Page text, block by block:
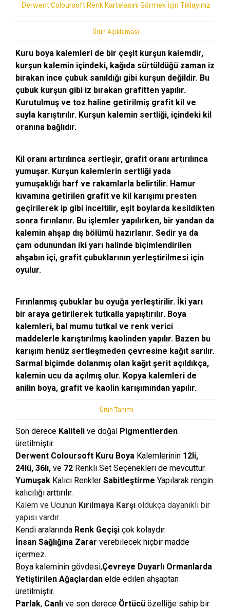
Derwent Coloursoft Renk Kartelasını Görmek İçin Tıklayınız
Ürün Açıklaması
Kuru boya kalemleri de bir çeşit kurşun kalemdir,
kurşun kalemin içindeki, kağıda sürtüldüğü zaman iz
bırakan ince çubuk sanıldığı gibi kurşun değildir. Bu
çubuk kurşun gibi iz bırakan grafitten yapılır.
Kurutulmuş ve toz haline getirilmiş grafit kil ve
suyla karıştırılır. Kurşun kalemin sertliği, içindeki kil
oranına bağlıdır.
Kil oranı artırılınca sertleşir, grafit oranı artırılınca
yumuşar. Kurşun kalemlerin sertliği yada
yumuşaklığı harf ve rakamlarla belirtilir. Hamur
kıvamına getirilen grafit ve kil karışımı presten
geçirilerek ip gibi inceltilir, eşit boylarda kesildikten
sonra fırınlanır. Bu işlemler yapılırken, bir yandan da
kalemin ahşap dış bölümü hazırlanır. Sedir ya da
çam odunundan iki yarı halinde biçimlendirilen
ahşabın içi, grafit çubuklarının yerleştirilmesi için
oyulur.
Fırınlanmış çubuklar bu oyuğa yerleştirilir. İki yarı
bir araya getirilerek tutkalla yapıştırılır. Boya
kalemleri, bal mumu tutkal ve renk verici
maddelerle karıştırılmış kaolinden yapılır. Bazen bu
karışım henüz sertleşmeden çevresine kağıt sarılır.
Sarmal biçimde dolanmış olan kağıt şerit açıldıkça,
kalemin ucu da açılmış olur. Kopya kalemleri de
anilin boya, grafit ve kaolin karışımından yapılır.
Ürün Tanımı
Son derece Kaliteli ve doğal Pigmentlerden
üretilmiştir.
Derwent Coloursoft Kuru Boya Kalemlerinin 12li,
24lü, 36lı, ve 72 Renkli Set Seçenekleri de mevcuttur.
Yumuşak Kalıcı Renkler Sabitleştirme Yapılarak rengin
kalıcılığı arttırılır.
Kalem ve Ucunun Kırılmaya Karşı oldukça dayanıklı bir
yapısı vardır.
Kendi aralarında Renk Geçişi çok kolaydır.
İnsan Sağlığına Zarar verebilecek hiçbir madde
içermez.
Boya kaleminin gövdesi,Çevreye Duyarlı Ormanlarda
Yetiştirilen Ağaçlardan elde edilen ahşaptan
üretilmiştir.
Parlak, Canlı ve son derece Örtücü özelliğe sahip bir